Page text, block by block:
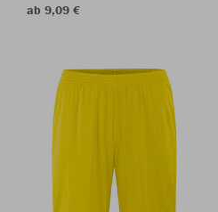
ab 9,09 €